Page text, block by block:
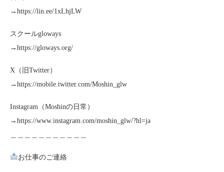
→https://lin.ee/1xLhjLW
スクールgloways
→https://gloways.org/
X（旧Twitter）
→https://mobile.twitter.com/Moshin_glw
Instagram（Moshinの日常）
→https://www.instagram.com/moshin_glw/?hl=ja
お仕事のご連絡